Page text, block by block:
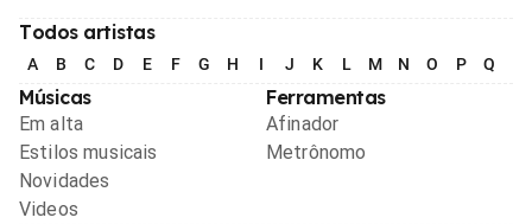
Todos artistas
A B C D E F G H I J K L M N O P Q
Músicas
Em alta
Estilos musicais
Novidades
Videos
Ferramentas
Afinador
Metrônomo